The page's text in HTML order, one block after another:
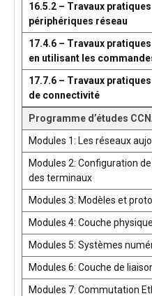
16.5.2 – Travaux
périphériques réseau
17.4.6 – Travaux
en utilisant les
17.7.6 – Travaux
de connectivité
Programme d’études
Modules 1: Les réseaux
Modules 2: Configuration
des terminaux
Modules 3: Modèles et
Modules 4: Couche physique
Modules 5: Systèmes
Modules 6: Couche de
Modules 7: Commutation